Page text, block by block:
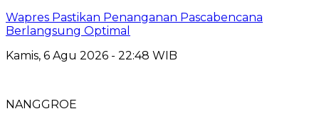
Wapres Pastikan Penanganan Pascabencana
Berlangsung Optimal
Kamis, 6 Agu 2026 - 22:48 WIB
NANGGROE